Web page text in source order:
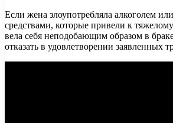
Если жена злоупотребляла алкоголем
средствами, которые привели к
вела себя неподобающим образом в
отказать в удовлетворении заявленных